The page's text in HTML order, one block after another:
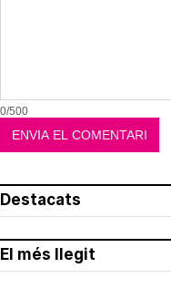
0/500
Destacats
El més llegit